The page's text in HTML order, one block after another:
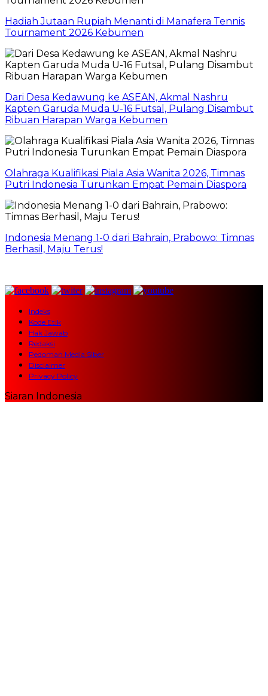
Hadiah Jutaan Rupiah Menanti di Manafera Tennis
Tournament 2026 Kebumen
Dari Desa Kedawung ke ASEAN, Akmal Nashru
Kapten Garuda Muda U-16 Futsal, Pulang Disambut
Ribuan Harapan Warga Kebumen
Olahraga Kualifikasi Piala Asia Wanita 2026, Timnas
Putri Indonesia Turunkan Empat Pemain Diaspora
Indonesia Menang 1-0 dari Bahrain, Prabowo: Timnas
Berhasil, Maju Terus!
Indeks
Kode Etik
Hak Jawab
Redaksi
Pedoman Media Siber
Disclaimer
Privacy Policy
Siaran Indonesia